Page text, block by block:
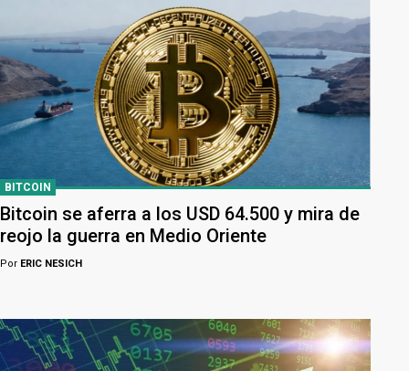
BITCOIN
Bitcoin se aferra a los USD 64.500 y mira de
reojo la guerra en Medio Oriente
Por ERIC NESICH